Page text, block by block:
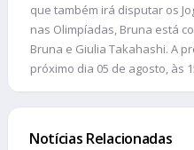
que também irá disputar os
nas Olimpíadas, Bruna está
Bruna e Giulia Takahashi. A
próximo dia 05 de agosto, às
Notícias Relacionadas